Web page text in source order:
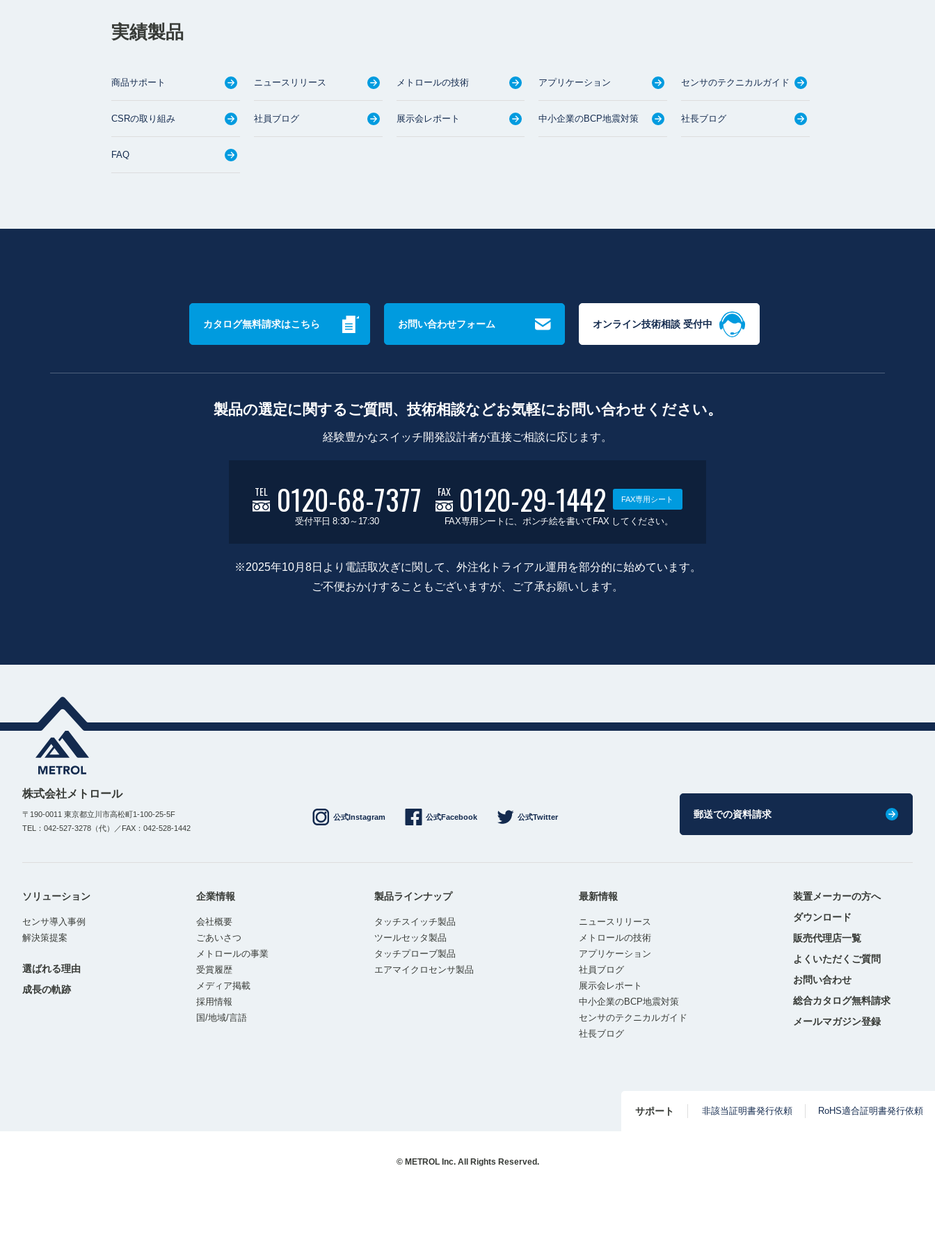
実績製品
商品サポート ニュースリリース メトロールの技術 アプリケーション センサのテクニカルガイド
CSRの取り組み 社員ブログ 展示会レポート 中小企業のBCP地震対策 社長ブログ
FAQ
カタログ無料請求はこちら お問い合わせフォーム オンライン技術相談 受付中
製品の選定に関するご質問、技術相談などお気軽にお問い合わせください。
経験豊かなスイッチ開発設計者が直接ご相談に応じます。
TEL 0120-68-7377
受付平日 8:30～17:30
FAX 0120-29-1442 FAX専用シート
FAX専用シートに、ポンチ絵を書いてFAX してください。
※2025年10月8日より電話取次ぎに関して、外注化トライアル運用を部分的に始めています。
ご不便おかけすることもございますが、ご了承お願いします。
株式会社メトロール
〒190-0011 東京都立川市高松町1-100-25-5F
TEL：042-527-3278（代）／FAX：042-528-1442
公式Instagram 公式Facebook 公式Twitter 郵送での資料請求
ソリューション
センサ導入事例
解決策提案
選ばれる理由
成長の軌跡
企業情報
会社概要
ごあいさつ
メトロールの事業
受賞履歴
メディア掲載
採用情報
国/地域/言語
製品ラインナップ
タッチスイッチ製品
ツールセッタ製品
タッチプローブ製品
エアマイクロセンサ製品
最新情報
ニュースリリース
メトロールの技術
アプリケーション
社員ブログ
展示会レポート
中小企業のBCP地震対策
センサのテクニカルガイド
社長ブログ
装置メーカーの方へ
ダウンロード
販売代理店一覧
よくいただくご質問
お問い合わせ
総合カタログ無料請求
メールマガジン登録
サポート 非該当証明書発行依頼 RoHS適合証明書発行依頼
© METROL Inc. All Rights Reserved.